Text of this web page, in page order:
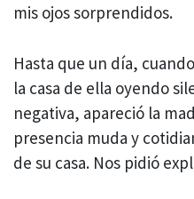
mis ojos sorprendidos.
Hasta que un día,
la casa de ella oyendo
negativa, apareció la
presencia muda y
de su casa. Nos pidió